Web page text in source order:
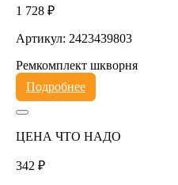
1 728 ₽
Артикул: 2423439803
Ремкомплект шкворня
Подробнее
ЦЕНА ЧТО НАДО
342 ₽